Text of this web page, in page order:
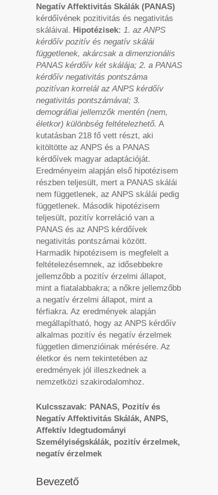
Negatív Affektivitás Skálák (PANAS)
kérdőívének pozitivitás és negativitás
skáláival. Hipotézisek: 1. az ANPS
kérdőív pozitív és negatív skálái
függetlenek, akárcsak a dimenzionális
PANAS kérdőív két skálája; 2. a PANAS
kérdőív negativitás pontszáma
pozitívan korrelál az ANPS kérdőív
negativitás pontszámával; 3.
demográfiai jellemzők mentén (nem,
életkor) különbség feltételezhető. A
kutatásban 218 fő vett részt, aki
kitöltötte az ANPS és a PANAS
kérdőívek magyar adaptációját.
Eredményeim alapján első hipotézisem
részben teljesült, mert a PANAS skálái
nem függetlenek, az ANPS skálái pedig
függetlenek. Második hipotézisem
teljesült, pozitív korreláció van a
PANAS és az ANPS kérdőívek
negativitás pontszámai között.
Harmadik hipotézisem is megfelelt a
feltételezésemnek, az idősebbekre
jellemzőbb a pozitív érzelmi állapot,
mint a fiatalabbakra; a nőkre jellemzőbb
a negatív érzelmi állapot, mint a
férfiakra. Az eredmények alapján
megállapítható, hogy az ANPS kérdőív
alkalmas pozitív és negatív érzelmek
független dimenzióinak mérésére. Az
életkor és nem tekintetében az
eredmények jól illeszkednek a
nemzetközi szakirodalomhoz.
Kulcsszavak: PANAS, Pozitív és
Negatív Affektivitás Skálák, ANPS,
Affektív Idegtudományi
Személyiségskálák, pozitív érzelmek,
negatív érzelmek
Bevezető